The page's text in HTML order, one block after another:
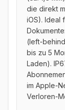
die direkt
iOS). Ideal
(left-
bis zu 5
Laden).
im Apple-
Verloren-